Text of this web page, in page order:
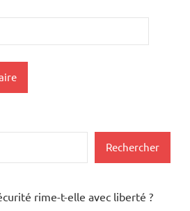
Rechercher
rime-t-elle avec liberté ?